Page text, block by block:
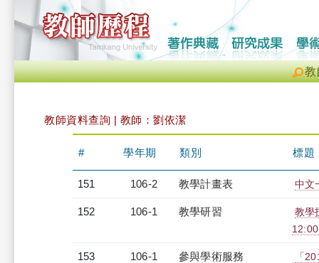
教
教師資料查詢 | 教師：劉依潔
# 學年期 類別 標題
151 106-2 教學計畫表 中文
152 106-1 教學研習
教學
153 106-1 參與學術服務 「